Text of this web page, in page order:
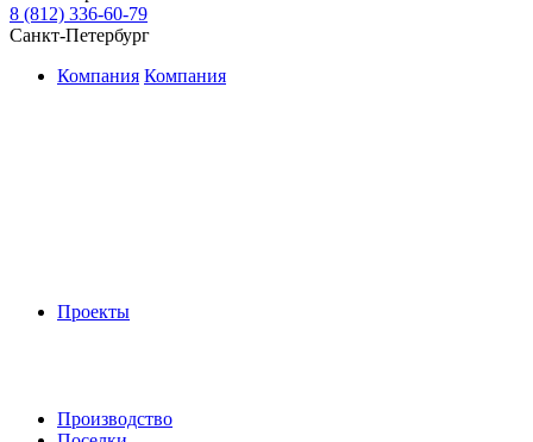
8 (812) 336-60-79
Санкт-Петербург
Компания Компания
Проекты
Производство